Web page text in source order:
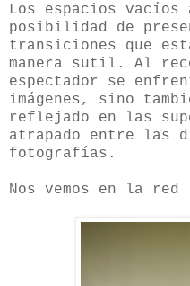
Los espacios
posibilidad de
transiciones que
manera sutil. Al
espectador se
imágenes, sino
reflejado en las
atrapado entre las
fotografías.
Nos vemos en la red